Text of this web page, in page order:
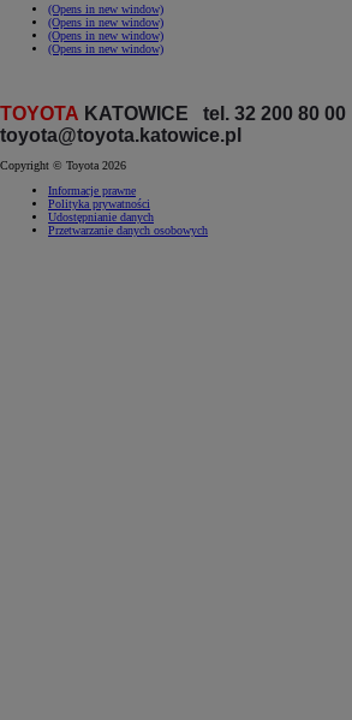
(Opens in new window)
(Opens in new window)
(Opens in new window)
(Opens in new window)
TOYOTA KATOWICE tel. 32 200 80
toyota@toyota.katowice.pl
Copyright © Toyota 2026
Informacje prawne
Polityka prywatności
Udostępnianie danych
Przetwarzanie danych osobowych